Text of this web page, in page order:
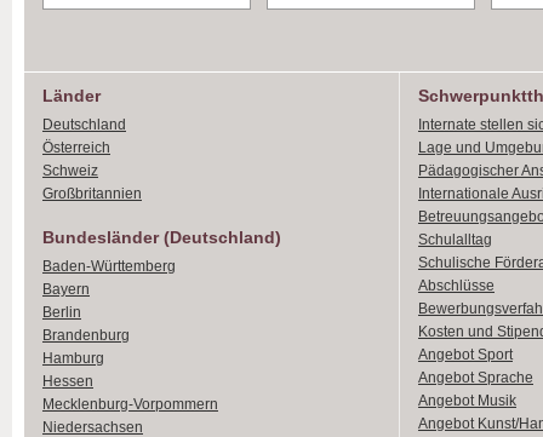
Länder
Deutschland
Österreich
Schweiz
Großbritannien
Bundesländer (Deutschland)
Baden-Württemberg
Bayern
Berlin
Brandenburg
Hamburg
Hessen
Mecklenburg-Vorpommern
Niedersachsen
Internate stellen
Lage und
Pädagogischer
Internationale
Schulalltag
Schulische
Abschlüsse
Kosten und
Angebot Sport
Angebot Sprache
Angebot Musik
Angebot Kunst/